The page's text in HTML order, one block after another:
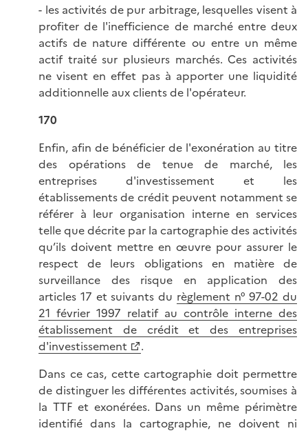
- les activités de pur arbitrage, lesquelles visent à
profiter de l'inefficience de marché entre deux
actifs de nature différente ou entre un même
actif traité sur plusieurs marchés. Ces activités
ne visent en effet pas à apporter une liquidité
additionnelle aux clients de l'opérateur.
170
Enfin, afin de bénéficier de l'exonération au titre
des opérations de tenue de marché, les
entreprises d'investissement et les
établissements de crédit peuvent notamment se
référer à leur organisation interne en services
telle que décrite par la cartographie des activités
qu’ils doivent mettre en œuvre pour assurer le
respect de leurs obligations en matière de
surveillance des risque en application des
articles 17 et suivants du règlement n° 97-02 du
21 février 1997 relatif au contrôle interne des
établissement de crédit et des entreprises
d'investissement
.
Dans ce cas, cette cartographie doit permettre
de distinguer les différentes activités, soumises à
la TTF et exonérées. Dans un même périmètre
identifié dans la cartographie, ne doivent ni